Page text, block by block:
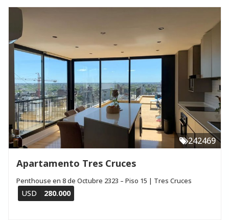
242469
Apartamento Tres Cruces
Penthouse en 8 de Octubre 2323 – Piso 15 | Tres Cruces
USD 280.000